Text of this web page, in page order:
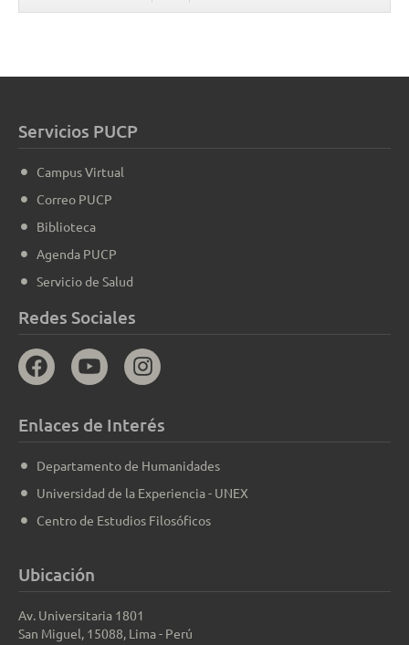
Servicios PUCP
Campus Virtual
Correo PUCP
Biblioteca
Agenda PUCP
Servicio de Salud
Redes Sociales
Enlaces de Interés
Departamento de Humanidades
Universidad de la Experiencia - UNEX
Centro de Estudios Filosóficos
Ubicación
Av. Universitaria 1801
San Miguel, 15088, Lima - Perú